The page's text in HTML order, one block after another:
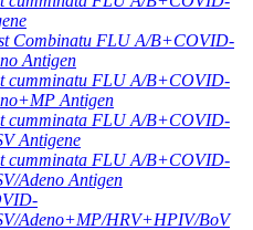
Combinatu FLU A/B+COVID-
Antigen
cumminatu FLU A/B+COVID-
Antigen
cumminata FLU A/B+COVID-
Antigene
cumminata FLU A/B+COVID-
Adeno Antigen
Adeno+MP/HRV+HPIV/BoV